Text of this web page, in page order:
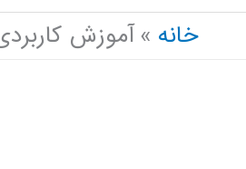
خانه آموزش